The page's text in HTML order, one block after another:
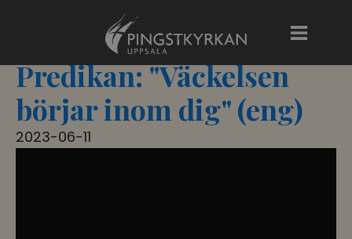
Predikan: "Väckelsen
börjar inom dig" (eng)
2023-06-11